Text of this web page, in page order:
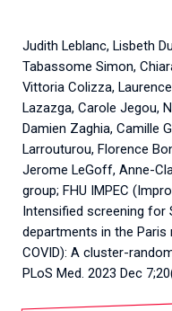
Judith Leblanc, Lisbeth
Tabassome Simon,
Vittoria Colizza,
Lazazga, Carole Jegou,
Damien Zaghia, Camille
Larrouturou, Florence
Jerome LeGoff, Anne-
group; FHU IMPEC
Intensified screening for
departments in the Paris
COVID): A cluster-
PLoS Med. 2023 Dec